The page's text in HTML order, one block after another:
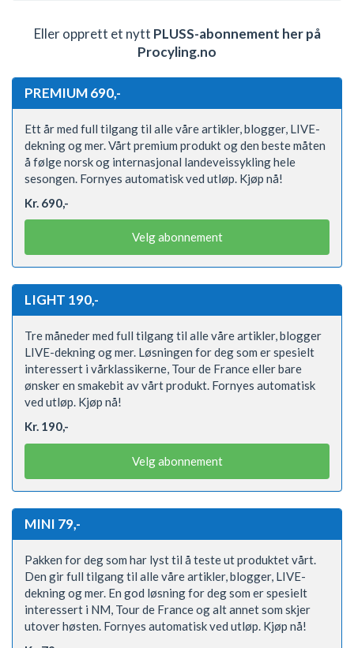
Eller opprett et nytt PLUSS-abonnement her på
Procyling.no
PREMIUM 690,-
Ett år med full tilgang til alle våre artikler, blogger, LIVE-
dekning og mer. Vårt premium produkt og den beste måten
å følge norsk og internasjonal landeveissykling hele
sesongen. Fornyes automatisk ved utløp. Kjøp nå!
Kr. 690,-
Velg abonnement
LIGHT 190,-
Tre måneder med full tilgang til alle våre artikler, blogger
LIVE-dekning og mer. Løsningen for deg som er spesielt
interessert i vårklassikerne, Tour de France eller bare
ønsker en smakebit av vårt produkt. Fornyes automatisk
ved utløp. Kjøp nå!
Kr. 190,-
Velg abonnement
MINI 79,-
Pakken for deg som har lyst til å teste ut produktet vårt.
Den gir full tilgang til alle våre artikler, blogger, LIVE-
dekning og mer. En god løsning for deg som er spesielt
interessert i NM, Tour de France og alt annet som skjer
utover høsten. Fornyes automatisk ved utløp. Kjøp nå!